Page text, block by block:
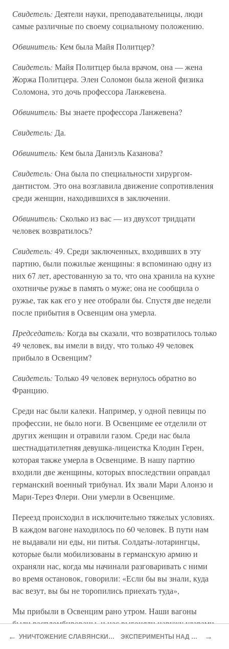
Свидетель: Деятели науки, преподавательницы, люди
самые различные по своему социальному положению.
Обвинитель: Кем была Майя Политцер?
Свидетель: Майя Политцер была врачом, она — жена
Жоржа Политцера. Элен Соломон была женой физика
Соломона, это дочь профессора Ланжевена.
Обвинитель: Вы знаете профессора Ланжевена?
Свидетель: Да.
Обвинитель: Кем была Даниэль Казанова?
Свидетель: Она была по специальности хирургом-
дантистом. Это она возглавила движение сопротивления
среди женщин, находившихся в заключении.
Обвинитель: Сколько из вас — из двухсот тридцати
человек возвратилось?
Свидетель: 49. Среди заключенных, входивших в эту
партию, были пожилые женщины: я вспоминаю одну из
них 67 лет, арестованную за то, что она хранила на кухне
охотничье ружье в память о муже; она не сообщила о
ружье, так как его у нее отобрали бы. Спустя две недели
после прибытия в Освенцим она умерла.
Председатель: Когда вы сказали, что возвратилось только
49 человек, вы имели в виду, что только 49 человек
прибыло в Освенцим?
Свидетель: Только 49 человек вернулось обратно во
Францию.
Среди нас были калеки. Например, у одной певицы по
профессии, не было ноги. В Освенциме ее отделили от
других женщин и отравили газом. Среди нас была
шестнадцатилетняя девушка-лицеистка Клодин Герен,
которая также умерла в Освенциме. В нашу партию
входили две женщины, которых впоследствии оправдал
германский военный трибунал. Их звали Мари Алонзо и
Мари-Терез Флери. Они умерли в Освенциме.
Переезд происходил в исключительно тяжелых условиях.
В каждом вагоне находилось по 60 человек. В пути нам
не выдавали ни еды, ни питья. Солдаты-лотарингцы,
которые были мобилизованы в германскую армию и
охраняли нас, когда мы начинали разговаривать с ними
во время остановок, говорили: «Если бы вы знали, куда
вас везут, вы бы не торопились приехать туда»,
Мы прибыли в Освенцим рано утром. Наши вагоны
были распломбированы, и нас выгоняли наружу ударами
приклада для того, чтобы направить в лагерь Биркенау,
← УНИЧТОЖЕНИЕ СЛАВЯНСКИХ И ДРУГИХ НАРОДОВ[332] ЭКСПЕРИМЕНТЫ НАД ЖИВЫМИ ЛЮДЬМИ[356] →